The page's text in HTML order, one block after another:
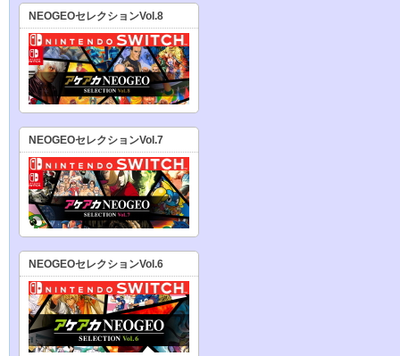
NEOGEOセレクションVol.8
NEOGEOセレクションVol.7
NEOGEOセレクションVol.6